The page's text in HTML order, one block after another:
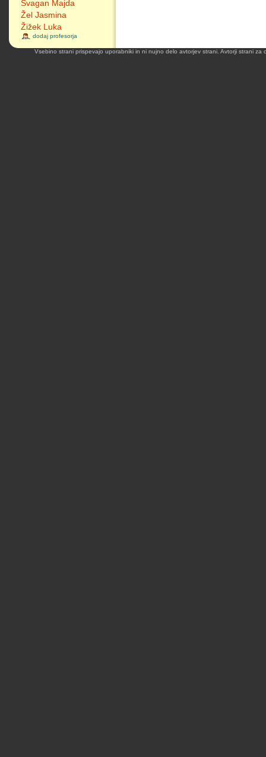
Švagan Majda
Žel Jasmina
Žižek Luka
dodaj profesorja
Vsebino strani prispevajo uporabniki in ni nujno delo avtorjev strani. Avtorji strani